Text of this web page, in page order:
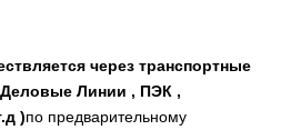
через транспортные
Линии , ПЭК ,
)по предварительному